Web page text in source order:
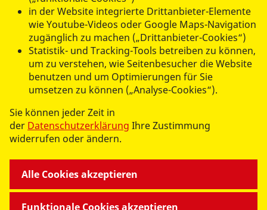
UNSERE ANGEBOTE
WIR ÜBER UNS
in der Website integrierte Drittanbieter-Elemente
wie Youtube-Videos oder Google Maps-Navigation
zugänglich zu machen („Drittanbieter-Cookies“)
Statistik- und Tracking-Tools betreiben zu können,
um zu verstehen, wie Seitenbesucher die Website
benutzen und um Optimierungen für Sie
umsetzen zu können („Analyse-Cookies“).
Sie können jeder Zeit in
der Datenschutzerklärung Ihre Zustimmung
widerrufen oder ändern.
Funktionale Cookies akzeptieren
Alle Cookies akzeptieren